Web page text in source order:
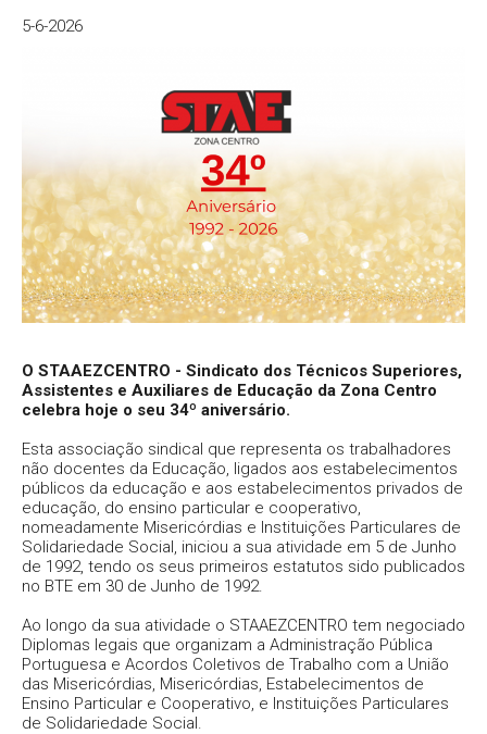
5-6-2026
O STAAEZCENTRO - Sindicato dos Técnicos Superiores,
Assistentes e Auxiliares de Educação da Zona Centro
celebra hoje o seu 34º aniversário.
Esta associação sindical que representa os trabalhadores
não docentes da Educação, ligados aos estabelecimentos
públicos da educação e aos estabelecimentos privados de
educação, do ensino particular e cooperativo,
nomeadamente Misericórdias e Instituições Particulares de
Solidariedade Social, iniciou a sua atividade em 5 de Junho
de 1992, tendo os seus primeiros estatutos sido publicados
no BTE em 30 de Junho de 1992.
Ao longo da sua atividade o STAAEZCENTRO tem negociado
Diplomas legais que organizam a Administração Pública
Portuguesa e Acordos Coletivos de Trabalho com a União
das Misericórdias, Misericórdias, Estabelecimentos de
Ensino Particular e Cooperativo, e Instituições Particulares
de Solidariedade Social.